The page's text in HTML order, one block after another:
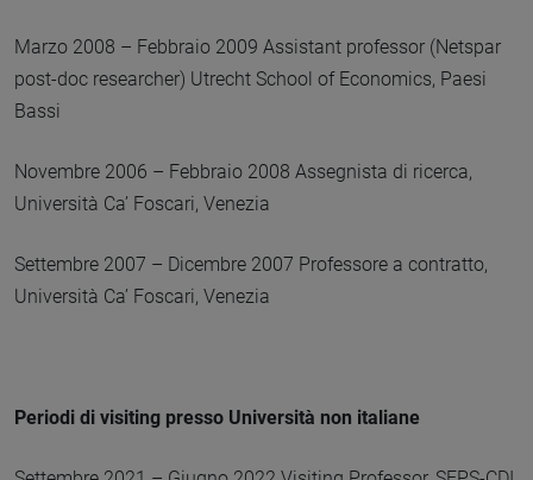
Marzo 2008 – Febbraio 2009 Assistant professor (Netspar
post-doc researcher) Utrecht School of Economics, Paesi
Bassi
Novembre 2006 – Febbraio 2008 Assegnista di ricerca,
Università Ca’ Foscari, Venezia
Settembre 2007 – Dicembre 2007 Professore a contratto,
Università Ca’ Foscari, Venezia
Periodi di visiting presso Università non italiane